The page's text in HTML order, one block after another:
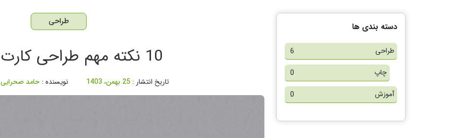
دسته بندی ها
طراحی
6
چاپ
0
آموزش
0
طراحی
10 نکته مهم طراحی کارت ویزیت
تاریخ انتشار : 25 بهمن، 1403 نویسنده : حامد صحرایی